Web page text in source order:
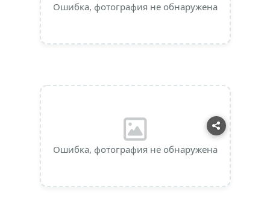
Ошибка, фотография не обнаружена
Ошибка, фотография не обнаружена